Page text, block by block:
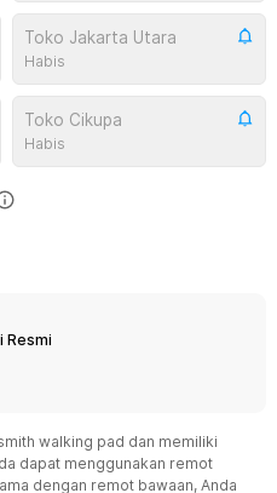
Toko Jakarta Utara
Habis
Toko Cikupa
Habis
Resmi
walking pad dan memiliki
dapat menggunakan remot
dengan remot bawaan, Anda